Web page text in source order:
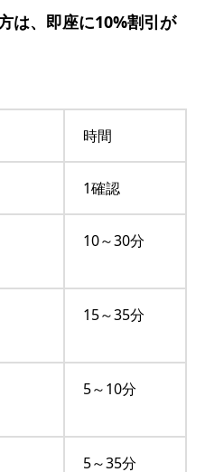
は、即座に10%割引が
時間
1確認
10～30分
15～35分
5～10分
5～35分